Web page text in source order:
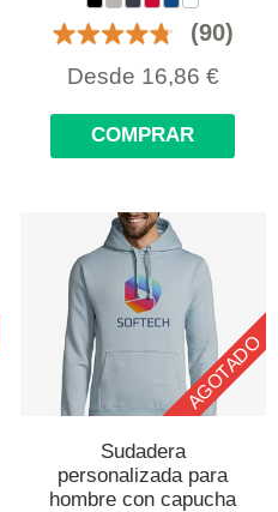
(90)
Desde 16,86 €
COMPRAR
AGOTADO
Sudadera
personalizada para
hombre con capucha